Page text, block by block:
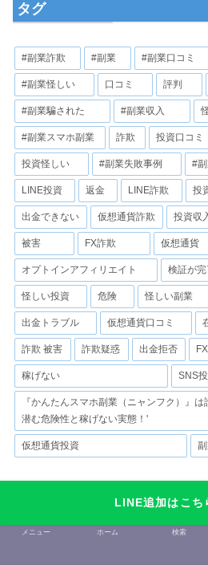
タグ
#副業詐欺 #副業 #副業口コミ
#副業怪しい 口コミ 評判
#副業騙された #副業収入
#副業スマホ副業 詐欺 投資口コミ
投資怪しい #副業失敗事例 #
LINE投資 返金 LINE詐欺 投
出金できない 仮想通貨詐欺 投資収
被害 FX詐欺 仮想通貨
オプトインアフィリエイト 検証が
怪しい投資 危険 怪しい副業
出金トラブル 仮想通貨口コミ
詐欺 被害 詐欺疑惑 出金拒否
稼げない SNS
『かんたんスマホ副業（ニャンフク）』
潜む危険性と稼げない実態！'
仮想通貨投資
LINE追加はこち
メニュー ホーム 検索